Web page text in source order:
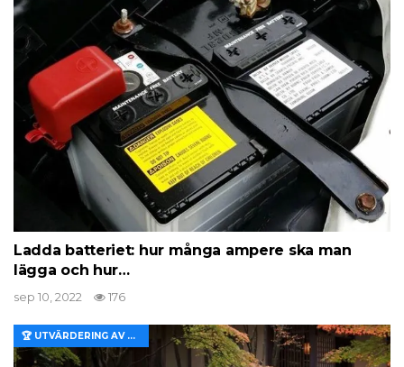
Ladda batteriet: hur många ampere ska man
lägga och hur…
sep 10, 2022 176
🏆 UTVÄRDERING AV EGENSKAPER OCH VÄRDE